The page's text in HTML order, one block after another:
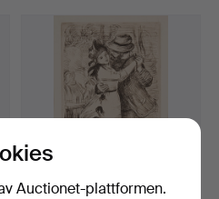
Auctionet-plattformen.